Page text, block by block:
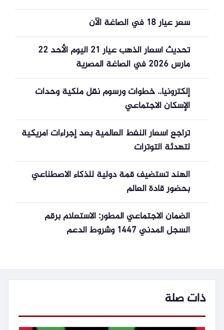
سعر عيار 18 في الصاغة الآن
تحديث أسعار الذهب عيار 21 اليوم الأحد 22
مارس 2026 في الصاغة المصرية
إلكترونيا.. خطوات ورسوم نقل ملكية وحدات
الإسكان الاجتماعي
تراجع أسعار النفط العالمية بعد إجراءات أمريكية
لتهدئة التوترات
الهند تستضيف قمة دولية للذكاء الاصطناعي
بحضور قادة العالم
الضمان الاجتماعي المطور: الاستعلام برقم
السجل المدني 1447 وشروط الدعم
ذات صلة